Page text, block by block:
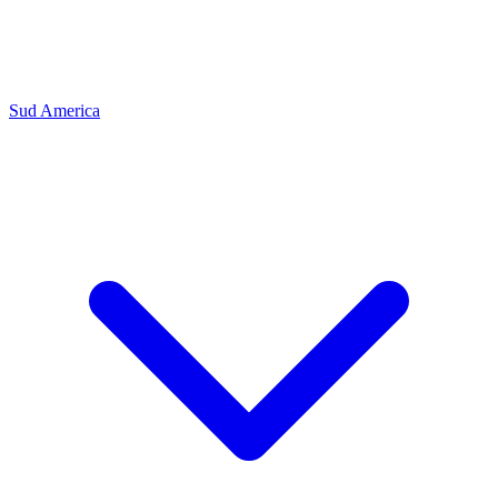
Sud America